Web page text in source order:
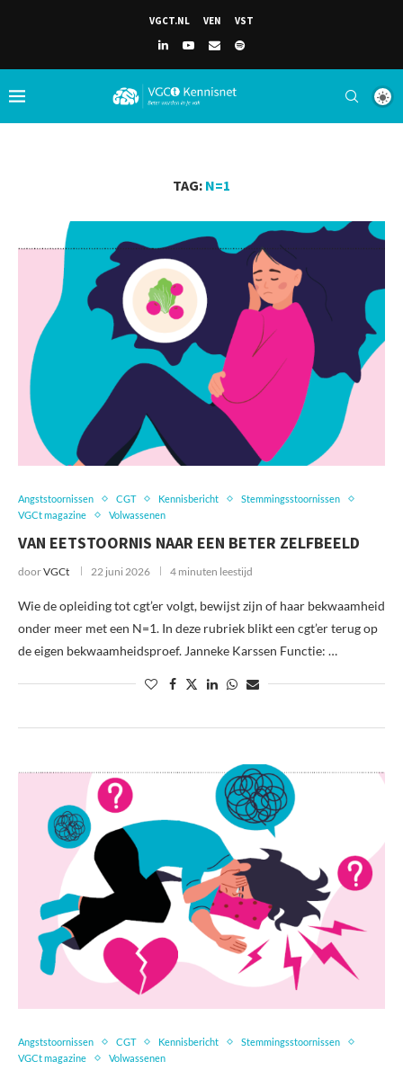
VGCT.NL VEN VST
TAG: N=1
Angststoornissen CGT Kennisbericht
Stemmingsstoornissen
VGCt magazine
Volwassenen
VAN EETSTOORNIS NAAR EEN BETER ZELFBEELD
doorVGCt 22 juni 2026 4 minuten leestijd
Wie de opleiding tot cgt’er volgt, bewijst zijn of haar bekwaamheid
onder meer met een N=1. In deze rubriek blikt een cgt’er terug op
de eigen bekwaamheidsproef. Janneke Karssen Functie: …
Angststoornissen CGT Kennisbericht
Stemmingsstoornissen
VGCt magazine
Volwassenen